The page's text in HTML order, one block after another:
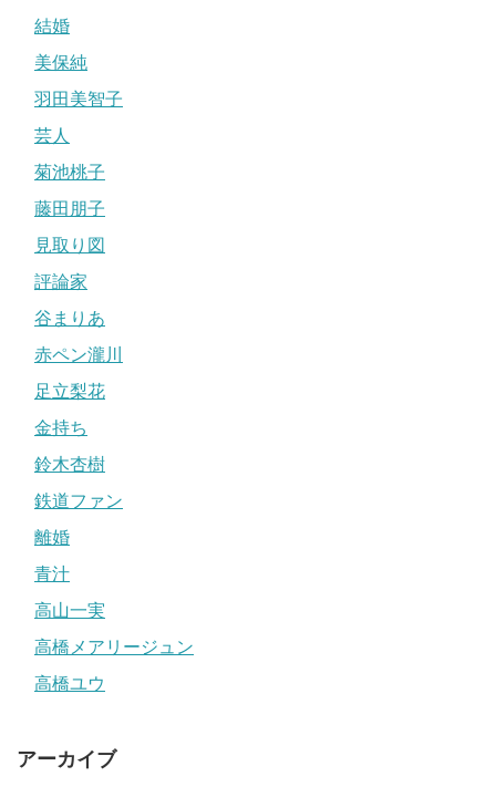
結婚
美保純
羽田美智子
芸人
菊池桃子
藤田朋子
見取り図
評論家
谷まりあ
赤ペン瀧川
足立梨花
金持ち
鈴木杏樹
鉄道ファン
離婚
青汁
高山一実
高橋メアリージュン
高橋ユウ
アーカイブ